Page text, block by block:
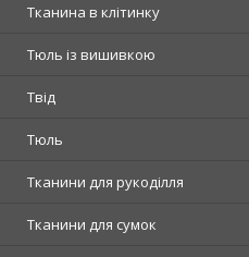
Тканина в клітинку
Тюль із вишивкою
Твід
Тюль
Тканини для рукоділля
Тканини для сумок